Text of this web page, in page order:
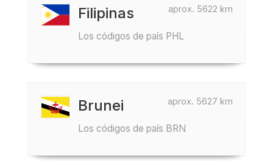
aprox. 5622 km
Filipinas
Los códigos de país PHL
aprox. 5627 km
Brunei
Los códigos de país BRN